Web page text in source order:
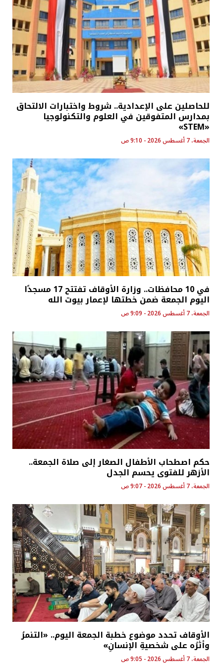
للحاصلين على الإعدادية.. شروط واختبارات الالتحاق
بمدارس المتفوقين في العلوم والتكنولوجيا
«STEM»
الجمعة، 7 أغسطس 2026 - 9:10 ص
في 10 محافظات.. وزارة الأوقاف تفتتح 17 مسجدًا
اليوم الجمعة ضمن خطتها لإعمار بيوت الله
الجمعة، 7 أغسطس 2026 - 9:09 ص
حكم اصطحاب الأطفال الصغار إلى صلاة الجمعة..
الأزهر للفتوى يحسم الجدل
الجمعة، 7 أغسطس 2026 - 9:07 ص
الأوقاف تحدد موضوع خطبة الجمعة اليوم.. «التنمرُ
وأثرُه على شخصيةِ الإنسانِ»
الجمعة، 7 أغسطس 2026 - 9:05 ص